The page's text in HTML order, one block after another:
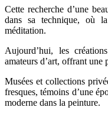
Cette recherche d’une
dans sa technique, où
méditation.
Aujourd’hui, les
amateurs d’art, offrant une
Musées et collections
fresques, témoins d’une
moderne dans la peinture.